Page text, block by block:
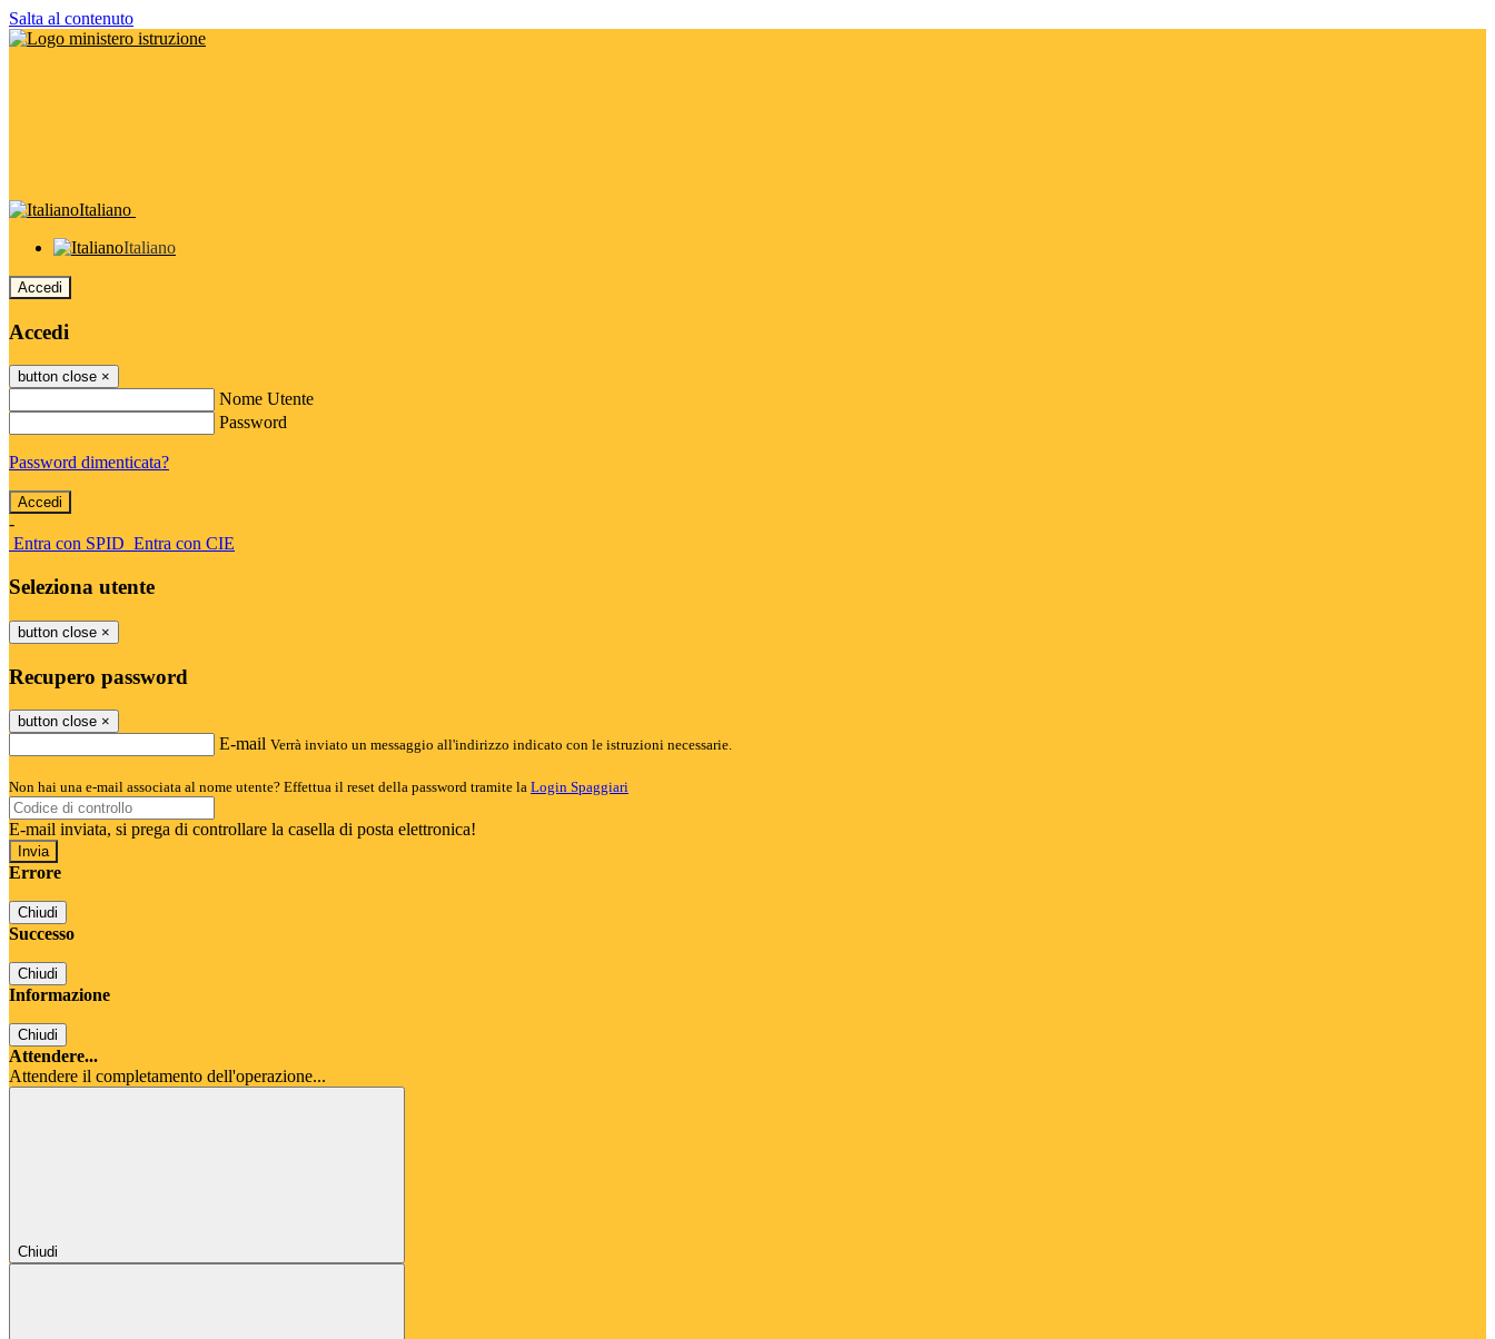
Salta al contenuto
Italiano
Italiano
Accedi
Accedi
button close ×
Nome Utente
Password
Password dimenticata?
-
Entra con SPID Entra con CIE
Seleziona utente
button close ×
Recupero password
button close ×
E-mail Verrà inviato un messaggio all'indirizzo indicato con le istruzioni necessarie.
Non hai una e-mail associata al nome utente? Effettua il reset della password tramite la Login Spaggiari
E-mail inviata, si prega di controllare la casella di posta elettronica!
Errore
Chiudi
Successo
Chiudi
Informazione
Chiudi
Attendere...
Attendere il completamento dell'operazione...
Chiudi